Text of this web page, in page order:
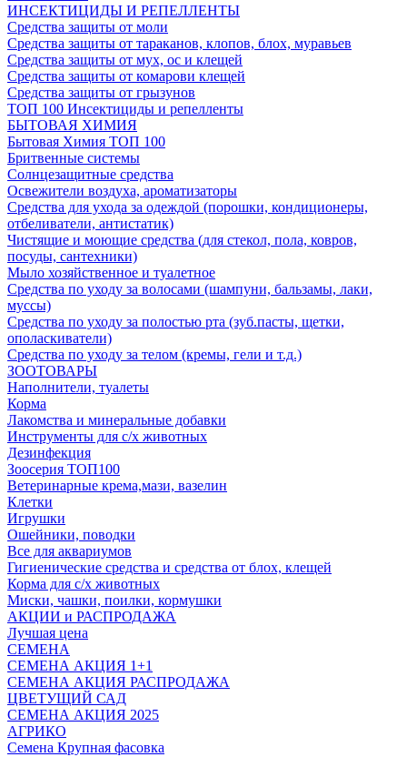
ИНСЕКТИЦИДЫ И РЕПЕЛЛЕНТЫ
Средства защиты от моли
Средства защиты от тараканов, клопов, блох, муравьев
Средства защиты от мух, ос и клещей
Средства защиты от комарови клещей
Средства защиты от грызунов
ТОП 100 Инсектициды и репелленты
БЫТОВАЯ ХИМИЯ
Бытовая Химия ТОП 100
Бритвенные системы
Солнцезащитные средства
Освежители воздуха, ароматизаторы
Средства для ухода за одеждой (порошки, кондиционеры,
отбеливатели, антистатик)
Чистящие и моющие средства (для стекол, пола, ковров,
посуды, сантехники)
Мыло хозяйственное и туалетное
Средства по уходу за волосами (шампуни, бальзамы, лаки,
муссы)
Средства по уходу за полостью рта (зуб.пасты, щетки,
ополаскиватели)
Средства по уходу за телом (кремы, гели и т.д.)
ЗООТОВАРЫ
Наполнители, туалеты
Корма
Лакомства и минеральные добавки
Инструменты для с/х животных
Дезинфекция
Зоосерия ТОП100
Ветеринарные крема,мази, вазелин
Клетки
Игрушки
Ошейники, поводки
Все для аквариумов
Гигиенические средства и средства от блох, клещей
Корма для с/х животных
Миски, чашки, поилки, кормушки
АКЦИИ и РАСПРОДАЖА
Лучшая цена
СЕМЕНА
СЕМЕНА АКЦИЯ 1+1
СЕМЕНА АКЦИЯ РАСПРОДАЖА
ЦВЕТУЩИЙ САД
СЕМЕНА АКЦИЯ 2025
АГРИКО
Семена Крупная фасовка